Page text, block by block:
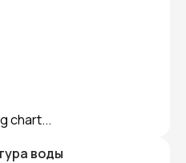
chart...
воды